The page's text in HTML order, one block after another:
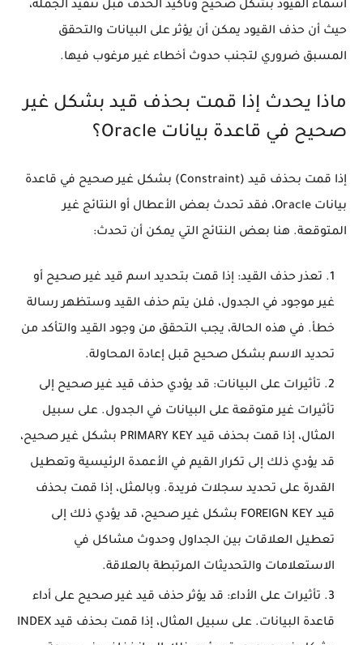
أسماء القيود بشكل صحيح وتأكيد الحذف قبل تنفيذ الجملة،
حيث أن حذف القيود يمكن أن يؤثر على البيانات والتحقق
المسبق ضروري لتجنب حدوث أخطاء غير مرغوب فيها.
ماذا يحدث إذا قمت بحذف قيد بشكل غير
صحيح في قاعدة بيانات Oracle؟
إذا قمت بحذف قيد (Constraint) بشكل غير صحيح في قاعدة
بيانات Oracle، فقد تحدث بعض الأعطال أو النتائج غير
المتوقعة. هنا بعض النتائج التي يمكن أن تحدث:
تعذر حذف القيد: إذا قمت بتحديد اسم قيد غير صحيح أو
غير موجود في الجدول، فلن يتم حذف القيد وستظهر رسالة
خطأ. في هذه الحالة، يجب التحقق من وجود القيد والتأكد من
تحديد الاسم بشكل صحيح قبل إعادة المحاولة.
تأثيرات على البيانات: قد يؤدي حذف قيد غير صحيح إلى
تأثيرات غير متوقعة على البيانات في الجدول. على سبيل
المثال، إذا قمت بحذف قيد PRIMARY KEY بشكل غير صحيح،
قد يؤدي ذلك إلى تكرار القيم في الأعمدة الرئيسية وتعطيل
القدرة على تحديد سجلات فريدة. وبالمثل، إذا قمت بحذف
قيد FOREIGN KEY بشكل غير صحيح، قد يؤدي ذلك إلى
تعطيل العلاقات بين الجداول وحدوث مشاكل في
الاستعلامات والتحديثات المرتبطة بالعلاقة.
تأثيرات على الأداء: قد يؤثر حذف قيد غير صحيح على أداء
قاعدة البيانات. على سبيل المثال، إذا قمت بحذف قيد INDEX